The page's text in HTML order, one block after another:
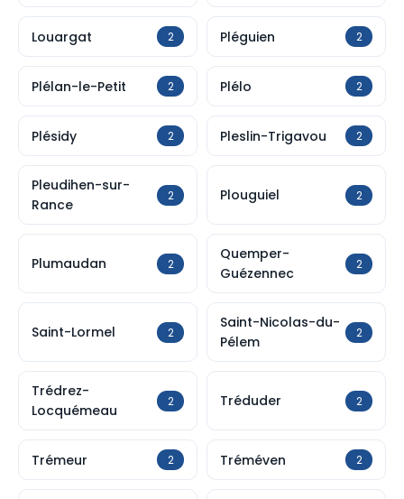
Louargat 2 Pléguien 2
Plélan-le-Petit 2 Plélo 2
Plésidy 2 Pleslin-Trigavou 2
Pleudihen-sur-
Rance
2 Plouguiel 2
Plumaudan 2
Quemper-
Guézennec
2
Saint-Lormel 2
Saint-Nicolas-du-
Pélem
2
Trédrez-
Locquémeau
2 Tréduder 2
Trémeur 2 Tréméven 2